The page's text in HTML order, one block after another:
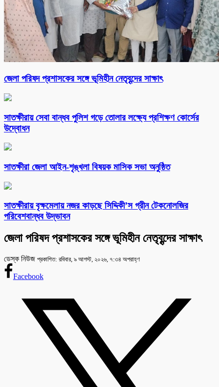
জেলা পরিষদ প্রশাসকের সঙ্গে ভূমিহীন নেতৃবৃন্দের সাক্ষাৎ
সাতক্ষীরায় সেবা বান্ধব পুলিশ গড়ে তোলার লক্ষ্যে প্রশিক্ষণ কোর্সের
উদ্বোধন
সাতক্ষীরা জেলা আইন-শৃঙ্খলা বিষয়ক মাসিক সভা অনুষ্ঠিত
সাতক্ষীরায় বৃক্ষমেলায় নজর কাড়ছে সিদ্দিকী’স গ্রীন টেকনোলজির
পরিবেশবান্ধব উদ্ভাবন
জেলা পরিষদ প্রশাসকের সঙ্গে ভূমিহীন নেতৃবৃন্দের সাক্ষাৎ
ডেস্ক নিউজ প্রকাশিত: রবিবার, ৯ আগস্ট, ২০২৬, ৭:৩৪ অপরাহ্ণ
Facebook